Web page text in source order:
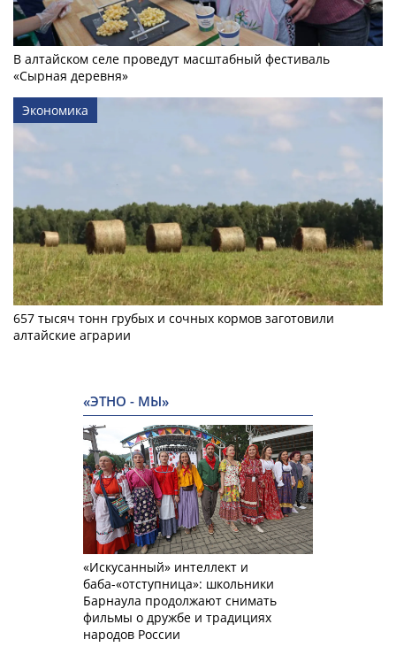
В алтайском селе проведут масштабный фестиваль
«Сырная деревня»
Экономика
657 тысяч тонн грубых и сочных кормов заготовили
алтайские аграрии
«ЭТНО - МЫ»
«Искусанный» интеллект и
баба-«отступница»: школьники
Барнаула продолжают снимать
фильмы о дружбе и традициях
народов России